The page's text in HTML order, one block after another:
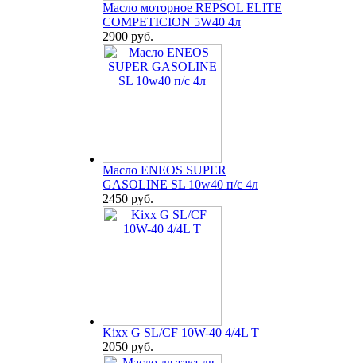
Масло моторное REPSOL ELITE
COMPETICION 5W40 4л
2900 руб.
Масло ENEOS SUPER
GASOLINE SL 10w40 п/с 4л
2450 руб.
Kixx G SL/CF 10W-40 4/4L T
2050 руб.